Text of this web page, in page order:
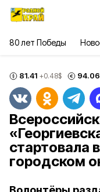
80 лет Победы
81.41 +0.48$ 94.06
стартовала
городском